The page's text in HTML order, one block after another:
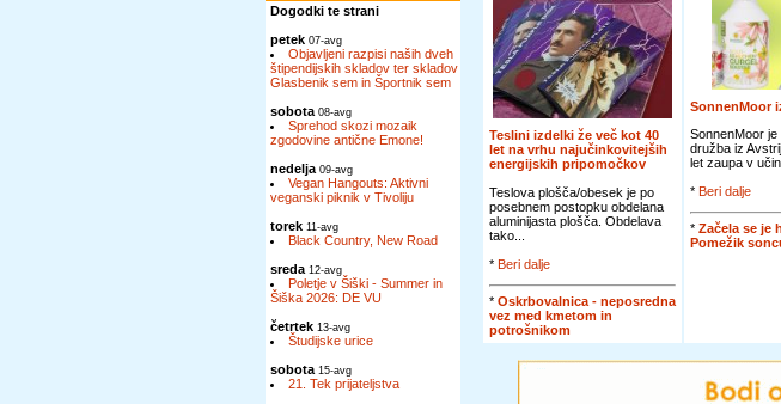
Dogodki te strani
petek 07-avg
Objavljeni razpisi naših dveh
štipendijskih skladov ter skladov
Glasbenik sem in Športnik sem
sobota 08-avg
Sprehod skozi mozaik
zgodovine antične Emone!
nedelja 09-avg
Vegan Hangouts: Aktivni
veganski piknik v Tivoliju
torek 11-avg
Black Country, New Road
sreda 12-avg
Poletje v Šiški - Summer in
Šiška 2026: DE VU
četrtek 13-avg
Študijske urice
sobota 15-avg
21. Tek prijateljstva
Teslini izdelki že več kot 40
let na vrhu najučinkovitejših
energijskih pripomočkov
Teslova plošča/obesek je po
posebnem postopku obdelana
aluminijasta plošča. Obdelava
tako...
* Beri dalje
* Oskrbovalnica - neposredna
vez med kmetom in
potrošnikom
SonnenMoor
SonnenMoor
družba iz
let zaupa v
* Beri dalje
* Začela se je
Pomežik